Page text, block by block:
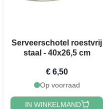
Serveerschotel roestvrij
staal - 40x26,5 cm
€ 6,50
Op voorraad
IN WINKELMAND